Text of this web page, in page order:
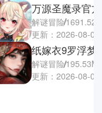
万源圣魔录官
解谜冒险
更新：2026-08-07
纸嫁衣9罗浮梦
解谜冒险195.53M
更新：2026-08-07